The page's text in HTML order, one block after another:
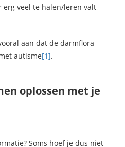
erg veel te halen/leren valt
aan dat de darmflora
autisme[1].
oplossen met je
Soms hoef je dus niet